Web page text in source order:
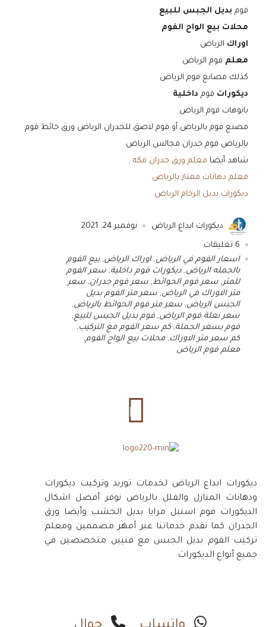
فوم بديل الجبس للبيع
محلات بيع الواح الفوم
اوراك الرياض
معلم فوم الرياض
كذلك مصانع فوم الرياض
ديكورات فوم داخلية
بانوهات فوم الرياض
مصنع فوم بالرياض أو فوم لاصق للجدران الرياض ورق حائط فوم
بالرياض فوم جدران مجالس الرياض
شاهد أيضا معلم ورق جدران مكه .
معلم دهانات ممتاز بالرياض
ديكورات بديل الرخام الرياض
ديكورات ابداع الرياض نوفمبر 24, 2021
6 تعليقات
اسعار الفوم في الرياض,اوراك الرياض,بيع الفوم
بالجمله الرياض, ديكورات فوم داخلية, سعر الفوم
للمتر, سعر فوم الحوائط, سعر فوم جدران, سعر
متر الاوراك في الرياض, سعر متر الفوم بديل
الجبس الرياض, سعر متر فوم الحوائط بالرياض,
سعر نعلة فوم الرياض, فوم بديل الجبس للبيع,
فوم بسعر الجملة, كم سعر الفوم مع التركيب ,
كم سعر متر الاوراك ,محلات بيع الواح الفوم,
معلم فوم الرياض
ديكورات ابداع الرياض لخدمات توريد وتركيب ديكورات
ودهانات المنازل والفلل بالرياض نوفر أفضل اشكال
الديكورات فوم استيل مرايا بديل الخشب وأيضا ورق
الجدران كما نقدم خدماتنا عبر أمهر مصممين ومعلم
تركيب الفوم بديل الجبس مع فنيين متخصصين في
جميع أنواع الديكورات